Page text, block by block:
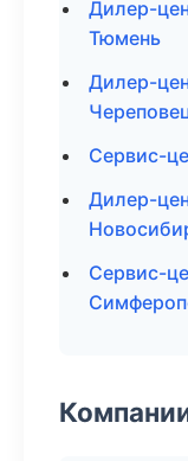
Дилер-
Тюмень
Дилер-
Сервис-
Дилер-
Сервис-